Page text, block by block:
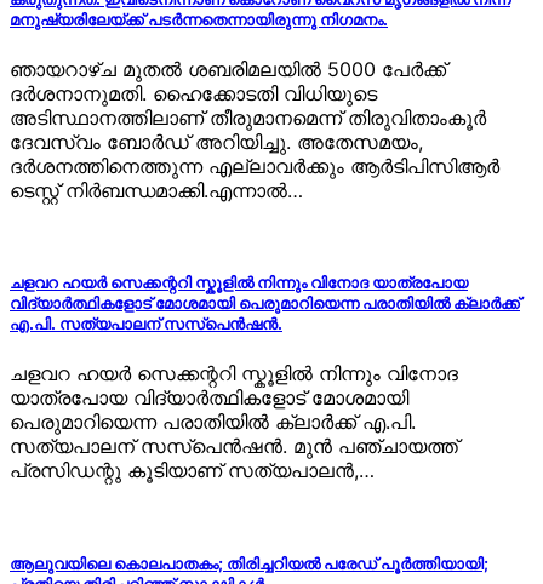
മനുഷ്യരിലേയ്ക്ക് പടര്‍ന്നതെന്നായിരുന്നു നിഗമനം.
ഞായറാഴ്ച മുതൽ ശബരിമലയിൽ 5000 പേർക്ക്
ദർശനാനുമതി. ഹൈക്കോടതി വിധിയുടെ
അടിസ്ഥാനത്തിലാണ് തീരുമാനമെന്ന് തിരുവിതാംകൂർ
ദേവസ്വം ബോർഡ് അറിയിച്ചു. അതേസമയം,
ദർശനത്തിനെത്തുന്ന എല്ലാവർക്കും ആർടിപിസിആർ
ടെസ്റ്റ് നിർബന്ധമാക്കി.എന്നാൽ…
ചളവറ ഹയർ സെക്കന്ററി സ്കൂളിൽ നിന്നും വിനോദ യാത്രപോയ
വിദ്യാർത്ഥികളോട് മോശമായി പെരുമാറിയെന്ന പരാതിയിൽ ക്ലാർക്ക്
എ.പി. സത്യപാലന് സസ്പെൻഷൻ.
ചളവറ ഹയർ സെക്കന്ററി സ്കൂളിൽ നിന്നും വിനോദ
യാത്രപോയ വിദ്യാർത്ഥികളോട് മോശമായി
പെരുമാറിയെന്ന പരാതിയിൽ ക്ലാർക്ക് എ.പി.
സത്യപാലന് സസ്പെൻഷൻ. മുൻ പഞ്ചായത്ത്
പ്രസിഡന്റു കൂടിയാണ് സത്യപാലൻ,…
ആലുവയിലെ കൊലപാതകം; തിരിച്ചറിയല്‍ പരേഡ് പൂര്‍ത്തിയായി;